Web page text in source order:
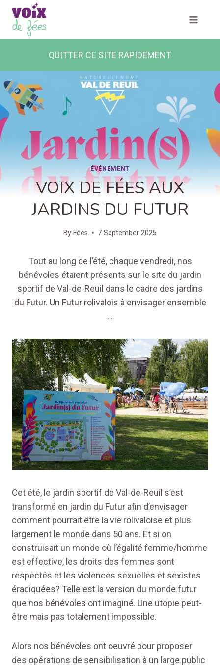
Skip
content
QUITTER CE SITE RAPIDEMENT
ÉVÉNEMENT
VOIX DE FÉES AUX
JARDINS DU FUTUR
By Fées 7 September 2025
Tout au long de l’été, chaque vendredi, nos
bénévoles étaient présents sur le site du jardin
sportif de Val-de-Reuil dans le cadre des jardins
du Futur. Un Futur rolivalois à envisager ensemble
…
Cet été, le jardin sportif de Val-de-Reuil s’est
transformé en jardin du Futur afin d’envisager
comment pourrait être la vie rolivaloise et plus
largement le monde dans 50 ans. Et si on
construisait un monde où l’égalité femme/homme
est effective, les droits des femmes sont
respectés et les violences sexuelles et sexistes
éradiquées? Telle est la version du monde futur
que nos bénévoles ont imaginé. Une utopie peut-
être mais pas totalement impossible.
Alors nos bénévoles ont oeuvré pour proposer
des opérations de sensibilisation à un large public